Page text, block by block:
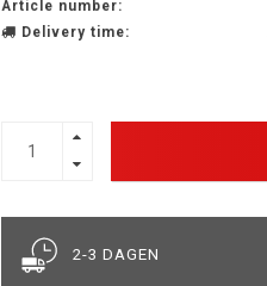
Article number:
Delivery time:
2-3 DAGEN